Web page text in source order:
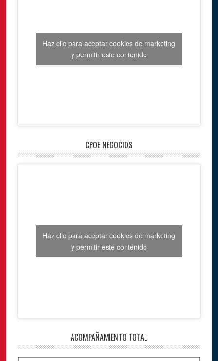
Haz clic para aceptar cookies de marketing
y permitir este contenido
CPOE NEGOCIOS
Haz clic para aceptar cookies de marketing
y permitir este contenido
ACOMPAÑAMIENTO TOTAL